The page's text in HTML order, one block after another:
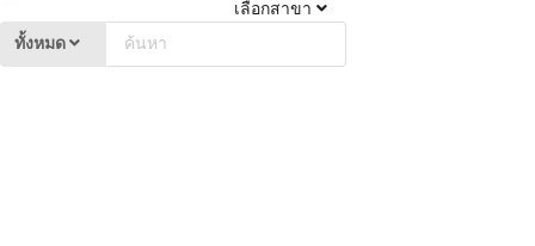
เลือกสาขา
ทั้งหมด